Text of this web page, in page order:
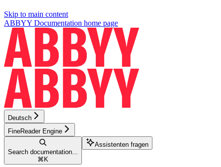
Skip to main content
ABBYY Documentation home page
Deutsch
FineReader Engine
Search documentation...
⌘ K
Assistenten fragen